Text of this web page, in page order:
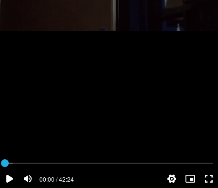
00:00 / 42:24